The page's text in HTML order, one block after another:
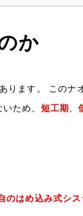
か
ります。 このナ
ため、 短工期 、
のはめ込み式シス